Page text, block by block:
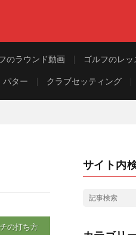
のラウンド動画 ゴルフのレッ
パター クラブセッティング
の打ち方
サイト内